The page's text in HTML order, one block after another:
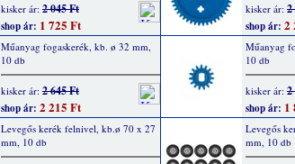
kisker ár: 2 045 Ft
shop ár: 1 725 Ft
kisker ár: 2
shop ár: 2
Műanyag fogaskerék, kb. ø 32 mm,
10 db
kisker ár: 2 645 Ft
shop ár: 2 215 Ft
Műanyag
10 db
kisker ár: 2
shop ár: 1
Levegős kerék felnivel, kb.ø 70 x 27
mm, 10 db
Levegős
mm, 10 db